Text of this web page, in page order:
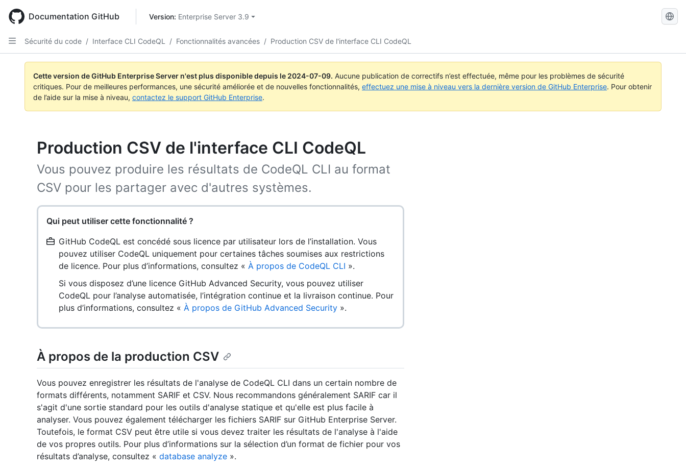
main
content
Documentation GitHub Version: Enterprise Server 3.9
Docs
Sécurité du code / Interface CLI CodeQL / Fonctionnalités avancées / Production CSV de l'interface CLI CodeQL
Cette version de GitHub Enterprise Server n'est plus disponible depuis le 2024-07-09. Aucune publication de correctifs n’est effectuée, même pour les problèmes de sécurité
critiques. Pour de meilleures performances, une sécurité améliorée et de nouvelles fonctionnalités, effectuez une mise à niveau vers la dernière version de GitHub Enterprise. Pour obtenir
de l’aide sur la mise à niveau, contactez le support GitHub Enterprise.
Production CSV de l'interface CLI CodeQL
Vous pouvez produire les résultats de CodeQL CLI au format
CSV pour les partager avec d'autres systèmes.
Qui peut utiliser cette fonctionnalité ?
GitHub CodeQL est concédé sous licence par utilisateur lors de l’installation. Vous
pouvez utiliser CodeQL uniquement pour certaines tâches soumises aux restrictions
de licence. Pour plus d’informations, consultez « À propos de CodeQL CLI ».
Si vous disposez d’une licence GitHub Advanced Security, vous pouvez utiliser
CodeQL pour l’analyse automatisée, l’intégration continue et la livraison continue. Pour
plus d’informations, consultez « À propos de GitHub Advanced Security ».
À propos de la production CSV
Vous pouvez enregistrer les résultats de l'analyse de CodeQL CLI dans un certain nombre de
formats différents, notamment SARIF et CSV. Nous recommandons généralement SARIF car il
s'agit d'une sortie standard pour les outils d'analyse statique et qu'elle est plus facile à
analyser. Vous pouvez également télécharger les fichiers SARIF sur GitHub Enterprise Server.
Toutefois, le format CSV peut être utile si vous devez traiter les résultats de l'analyse à l'aide
de vos propres outils. Pour plus d’informations sur la sélection d’un format de fichier pour vos
résultats d’analyse, consultez « database analyze ».